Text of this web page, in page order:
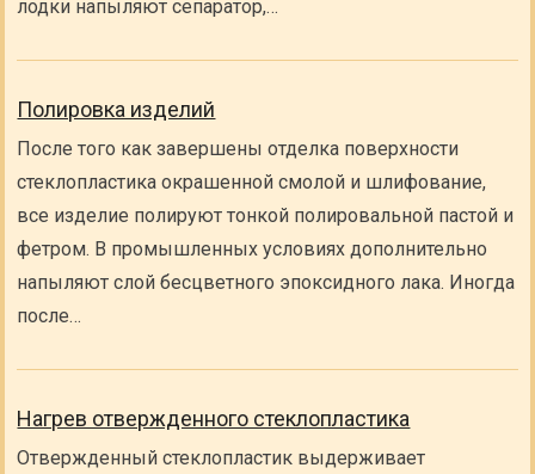
лодки напыляют сепаратор,…
Полировка изделий
После того как завершены отделка поверхности
стеклопластика окрашенной смолой и шлифование,
все изделие полируют тонкой полировальной пастой и
фетром. В промышленных условиях дополнительно
напыляют слой бесцветного эпоксидного лака. Иногда
после…
Нагрев отвержденного стеклопластика
Отвержденный стеклопластик выдерживает